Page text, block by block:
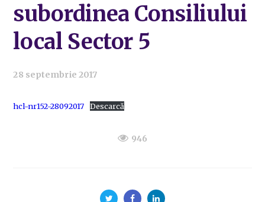
subordinea Consiliului
local Sector 5
28 septembrie 2017
hcl-nr152-28092017 Descarcă
946